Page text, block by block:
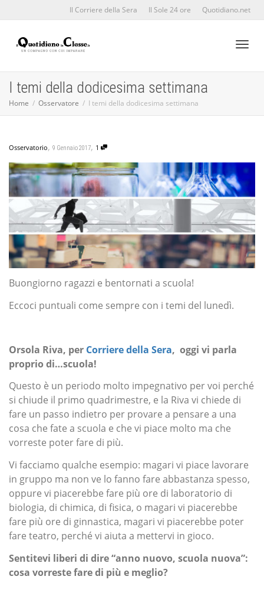
Il Corriere della Sera Il Sole 24 ore Quotidiano.net
I temi della dodicesima settimana
Home Osservatore I temi della dodicesima settimana
Osservatorio, 9 Gennaio 2017, 1
Buongiorno ragazzi e bentornati a scuola!
Eccoci puntuali come sempre con i temi del lunedì.
Orsola Riva, per Corriere della Sera, oggi vi parla
proprio di…scuola!
Questo è un periodo molto impegnativo per voi perché
si chiude il primo quadrimestre, e la Riva vi chiede di
fare un passo indietro per provare a pensare a una
cosa che fate a scuola e che vi piace molto ma che
vorreste poter fare di più.
Vi facciamo qualche esempio: magari vi piace lavorare
in gruppo ma non ve lo fanno fare abbastanza spesso,
oppure vi piacerebbe fare più ore di laboratorio di
biologia, di chimica, di fisica, o magari vi piacerebbe
fare più ore di ginnastica, magari vi piacerebbe poter
fare teatro, perché vi aiuta a mettervi in gioco.
Sentitevi liberi di dire “anno nuovo, scuola nuova”:
cosa vorreste fare di più e meglio?